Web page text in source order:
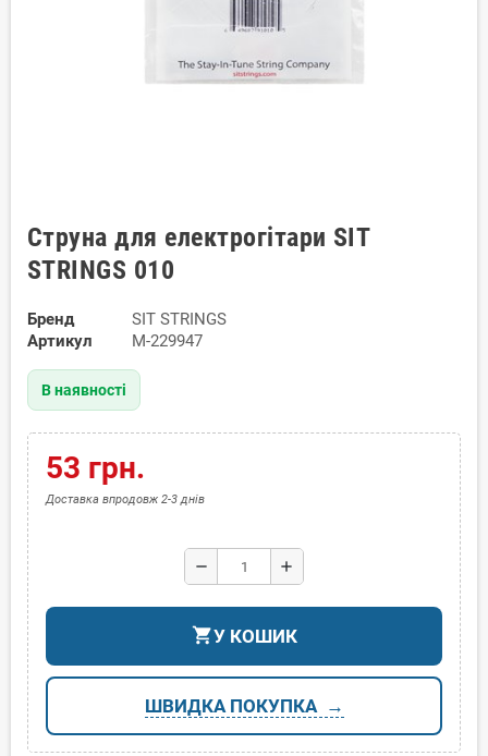
Струна для електрогітари SIT
STRINGS 010
Бренд
SIT STRINGS
Артикул
M-229947
В наявності
53 грн.
Доставка впродовж 2-3 днів
remove add
shopping_cartУ КОШИК
ШВИДКА ПОКУПКА